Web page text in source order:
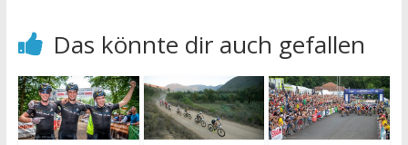
Das könnte dir auch gefallen